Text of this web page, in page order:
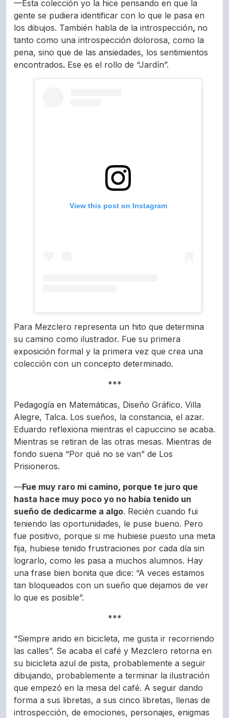
—Esta colección yo la hice pensando en que la
gente se pudiera identificar con lo que le pasa en
los dibujos. También habla de la introspección, no
tanto como una introspección dolorosa, como la
pena, sino que de las ansiedades, los sentimientos
encontrados. Ese es el rollo de “Jardín”.
View this post on Instagram
Para Mezclero representa un hito que determina
su camino como ilustrador. Fue su primera
exposición formal y la primera vez que crea una
colección con un concepto determinado.
***
Pedagogía en Matemáticas, Diseño Gráfico. Villa
Alegre, Talca. Los sueños, la constancia, el azar.
Eduardo reflexiona mientras el capuccino se acaba.
Mientras se retiran de las otras mesas. Mientras de
fondo suena “Por qué no se van” de Los
Prisioneros.
—Fue muy raro mi camino, porque te juro que
hasta hace muy poco yo no había tenido un
sueño de dedicarme a algo. Recién cuando fui
teniendo las oportunidades, le puse bueno. Pero
fue positivo, porque si me hubiese puesto una meta
fija, hubiese tenido frustraciones por cada día sin
lograrlo, como les pasa a muchos alumnos. Hay
una frase bien bonita que dice: “A veces estamos
tan bloqueados con un sueño que dejamos de ver
lo que es posible”.
***
“Siempre ando en bicicleta, me gusta ir recorriendo
las calles”. Se acaba el café y Mezclero retorna en
su bicicleta azul de pista, probablemente a seguir
dibujando, probablemente a terminar la ilustración
que empezó en la mesa del café. A seguir dando
forma a sus libretas, a sus cinco libretas, llenas de
introspección, de emociones, personajes, enigmas